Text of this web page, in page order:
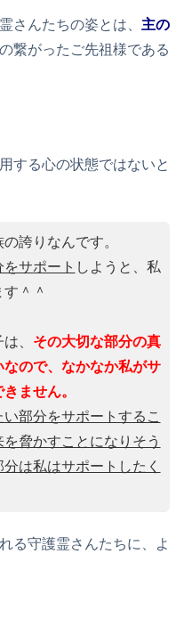
さんたちの姿とは、 主の
繋がったご先祖様である
する心の状態ではないと
誇りなんです。
サポート しようと、私
＾＾
、 その大切な部分の真
ので、なかなか私がサ
ません。
部分をサポートするこ
脅かすことになりそう
は私はサポートしたく
る守護霊さんたちに、よ